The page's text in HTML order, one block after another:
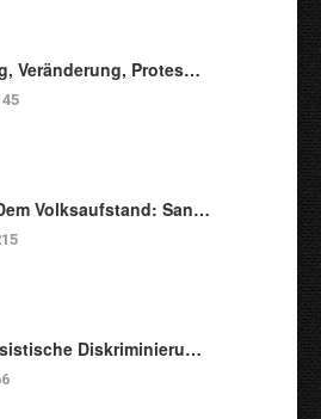
Veränderung, Protes…
Volksaufstand: San…
Diskriminieru…